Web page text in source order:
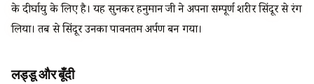
के दीर्घायु के लिए है। यह सुनकर हनुमान जी ने अपना सम्पूर्ण शरीर सिंदूर से रंग
लिया। तब से सिंदूर उनका पावनतम अर्पण बन गया।
लड्डू और बूँदी